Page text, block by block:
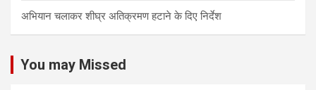
अभियान चलाकर शीघ्र अतिक्रमण हटाने के दिए निर्देश
You may Missed